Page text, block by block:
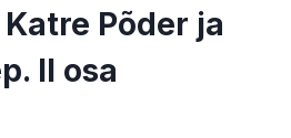
Põder ja
II osa